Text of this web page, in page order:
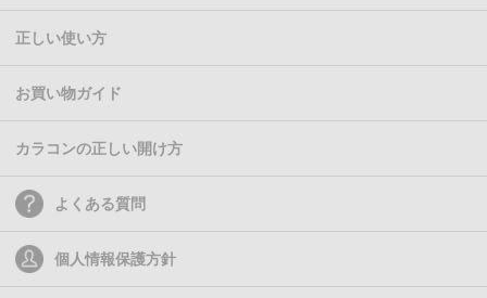
正しい使い方
お買い物ガイド
カラコンの正しい開け方
よくある質問
個人情報保護方針